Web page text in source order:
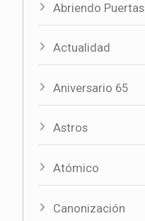
Abriendo Puertas
Actualidad
Aniversario 65
Astros
Atómico
Canonización